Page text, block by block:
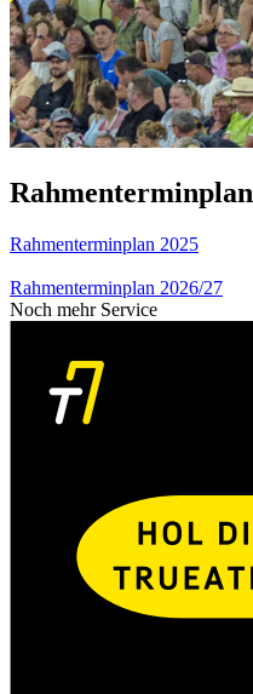
Rahmenterminplan
Rahmenterminplan 2025
Rahmenterminplan 2026/27
Noch mehr Service